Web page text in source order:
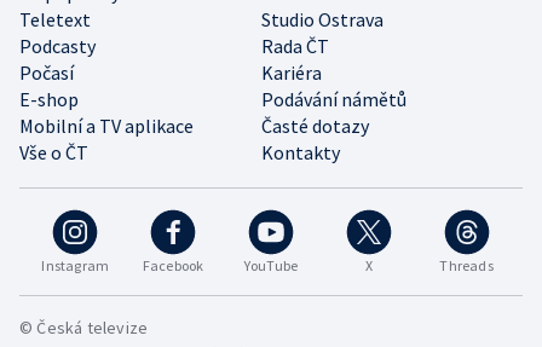
Instagram Facebook YouTube X Threads
Teletext
Studio Ostrava
Podcasty
Rada ČT
Počasí
Kariéra
E-shop
Podávání námětů
Mobilní a TV aplikace
Časté dotazy
Vše o ČT
Kontakty
© Česká televize